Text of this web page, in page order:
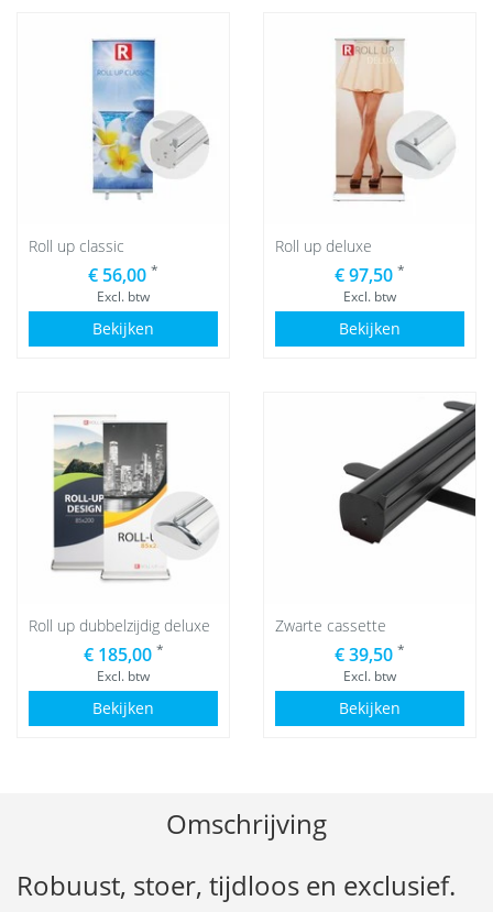
Roll up classic
€ 56,00 *
Excl. btw
Bekijken
Roll up deluxe
€ 97,50 *
Excl. btw
Bekijken
Roll up dubbelzijdig deluxe
€ 185,00 *
Excl. btw
Bekijken
Zwarte cassette
€ 39,50 *
Excl. btw
Bekijken
Omschrijving
Robuust, stoer, tijdloos en exclusief.